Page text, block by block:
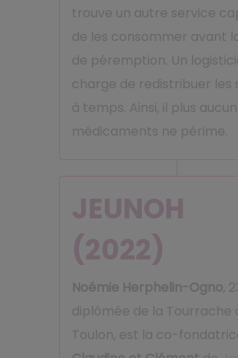
trouve un autre service
de les consommer avant
de péremption. Un
charge de redistribuer les
à temps. Ainsi, il plus aucun
médicaments ne périme.
JEUNOH
(2022)
Noémie Herphelin-Ogno,
diplômée de la Tourrache
Toulon, est la co-